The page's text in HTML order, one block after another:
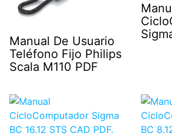
Manual De Usuario
Teléfono Fijo Philips
Scala M110 PDF